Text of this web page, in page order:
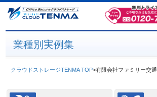
業種別実例集
クラウドストレージTENMA TOP>有限会社ファミリー交通